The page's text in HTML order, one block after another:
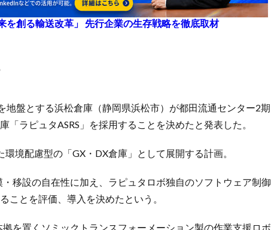
を創る輸送改革」 先行企業の生存戦略を徹底取材
地盤とする浜松倉庫（静岡県浜松市）が都田流通センター2期
ラピュタASRS」を採用することを決めたと発表した。
境配慮型の「GX・DX倉庫」として展開する計画。
移設の自在性に加え、ラピュタロボ独自のソフトウェア制御
ことを評価、導入を決めたという。
を置くソミックトランスフォーメーション製の作業支援ロボ